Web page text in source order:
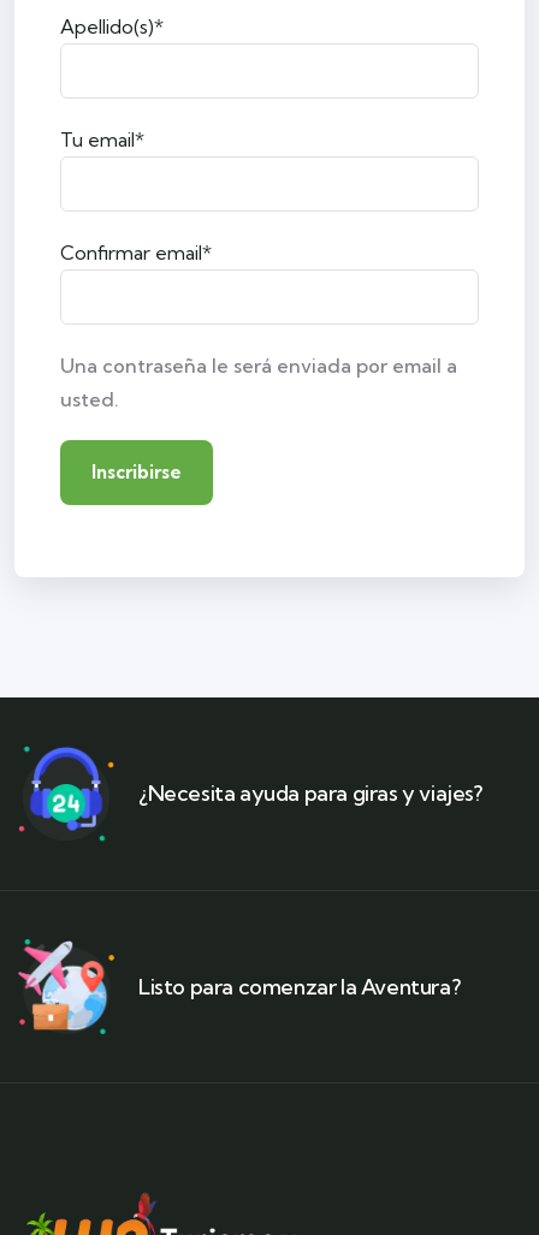
Apellido(s)*
Tu email*
Confirmar email*
Una contraseña le será enviada por email a
usted.
¿Necesita ayuda para giras y viajes?
Listo para comenzar la Aventura?